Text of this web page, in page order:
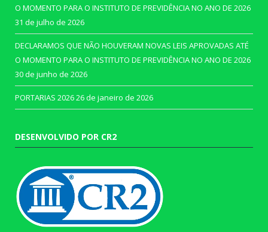
O MOMENTO PARA O INSTITUTO DE PREVIDÊNCIA NO ANO DE 2026
31 de julho de 2026
DECLARAMOS QUE NÃO HOUVERAM NOVAS LEIS APROVADAS ATÉ
O MOMENTO PARA O INSTITUTO DE PREVIDÊNCIA NO ANO DE 2026
30 de junho de 2026
PORTARIAS 202626 de janeiro de 2026
DESENVOLVIDO POR CR2